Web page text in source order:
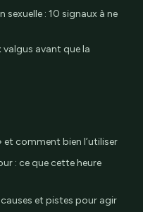
sexuelle : 10 signaux à ne
valgus avant que la
et comment bien l’utiliser
: ce que cette heure
et pistes pour agir